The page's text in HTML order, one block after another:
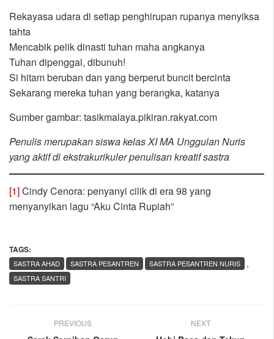
Rekayasa udara di setiap penghirupan rupanya menyiksa
tahta
Mencabik pelik dinasti tuhan maha angkanya
Tuhan dipenggal, dibunuh!
Si hitam beruban dan yang berperut buncit bercinta
Sekarang mereka tuhan yang berangka, katanya
Sumber gambar: tasikmalaya.pikiran.rakyat.com
Penulis merupakan siswa kelas XI MA Unggulan Nuris
yang aktif di ekstrakurikuler penulisan kreatif sastra
[1]Cindy Cenora: penyanyi cilik di era 98 yang
menyanyikan lagu “Aku Cinta Rupiah”
TAGS:
,
SASTRA AHAD SASTRA PESANTREN
SASTRA PESANTREN NURIS
SASTRA SANTRI
PREVIOUS NEXT